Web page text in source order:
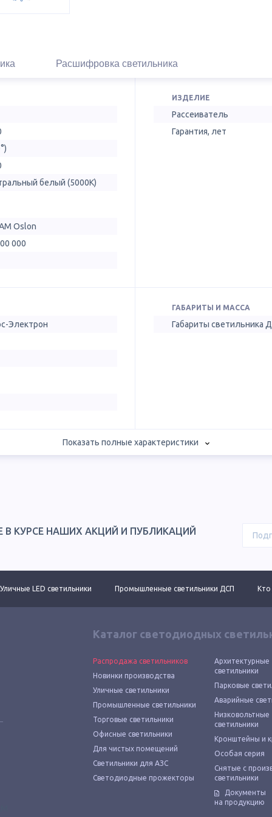
Расшифровка светильника
белый (5000К)
Oslon
000
ИЗДЕЛИЕ
Рассеиватель
Гарантия, лет
Электрон
ГАБАРИТЫ И МАССА
Габариты светильника
Показать полные характеристики
В КУРСЕ НАШИХ АКЦИЙ И ПУБЛИКАЦИЙ
Уличные LED светильники Промышленные светильники ДСП
Каталог светодиодных
Распродажа светильников
Новинки производства
Уличные светильники
Промышленные светильники
Торговые светильники
Офисные светильники
Для чистых помещений
Светильники для АЗС
Светодиодные прожекторы
Архитектурные
светильники
Парковые
Аварийные
Низковольтные
светильники
Кронштейны и
Особая серия
Снятые с
светильники
Документы
на продукцию